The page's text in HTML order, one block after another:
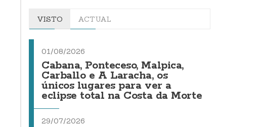
VISTO ACTUAL
01/08/2026
Cabana, Ponteceso, Malpica,
Carballo e A Laracha, os
únicos lugares para ver a
eclipse total na Costa da Morte
29/07/2026